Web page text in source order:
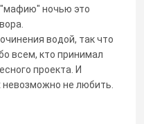
ночью это
водой, так что
всем, кто принимал
проекта. И
не любить.